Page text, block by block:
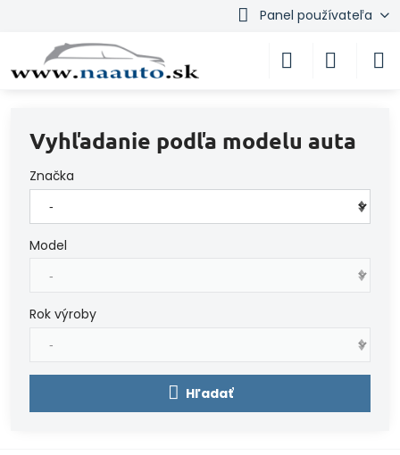
Panel používateľa
Vyhľadanie podľa modelu auta
Značka
Model
Rok výroby
Hľadať